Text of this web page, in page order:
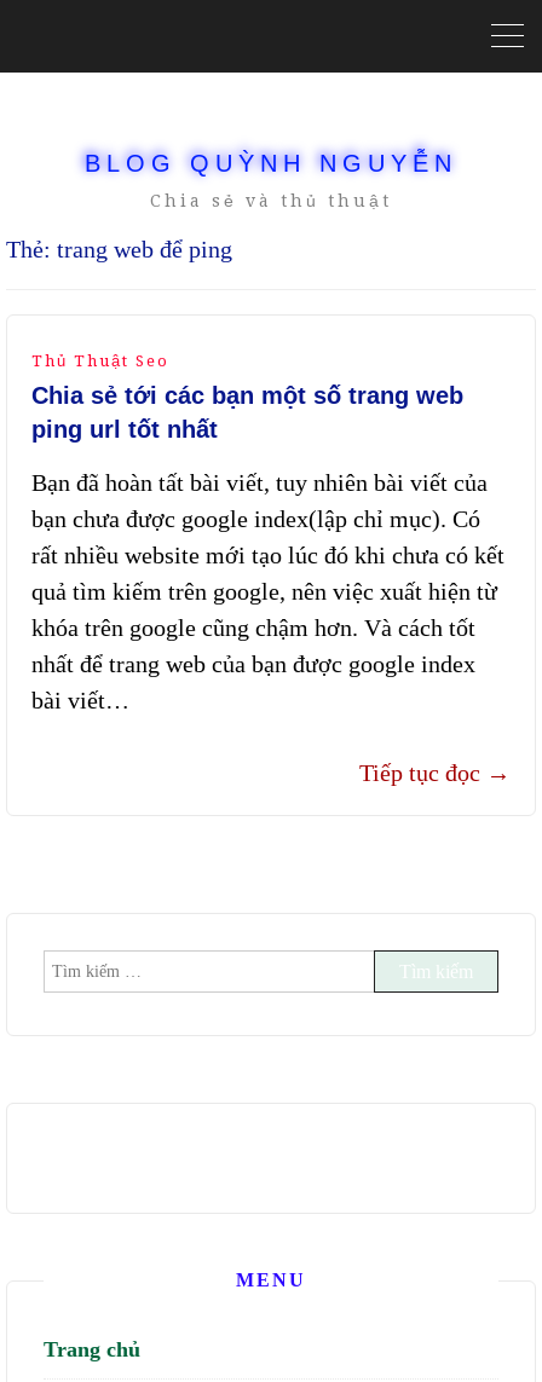
BLOG QUỲNH NGUYỄN
Chia sẻ và thủ thuật
Thẻ: trang web để ping
Thủ Thuật Seo
Chia sẻ tới các bạn một số trang web
ping url tốt nhất
Bạn đã hoàn tất bài viết, tuy nhiên bài viết của
bạn chưa được google index(lập chỉ mục). Có
rất nhiều website mới tạo lúc đó khi chưa có kết
quả tìm kiếm trên google, nên việc xuất hiện từ
khóa trên google cũng chậm hơn. Và cách tốt
nhất để trang web của bạn được google index
bài viết…
Tiếp tục đọc →
Tìm
MENU
Trang chủ